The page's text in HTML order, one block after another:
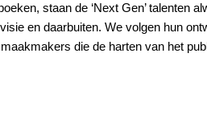
staan de ‘Next Gen’ talenten
en daarbuiten. We volgen hun
die de harten van het